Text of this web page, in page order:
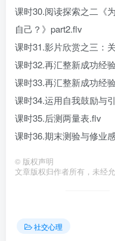
课时30.阅读探索之二《
自己？》part2.flv
课时31.影片欣赏之三：
课时32.再汇整新成功经
课时33.再汇整新成功经
课时34.运用自我鼓励与
课时35.后测两量表.flv
课时36.期末测验与修业
© 版权声明
文章版权归作者所有，未经允
社交心理